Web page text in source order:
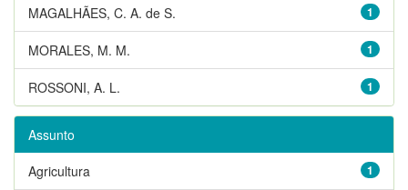
1
MAGALHÃES, C. A. de S.
1
MORALES, M. M.
1
ROSSONI, A. L.
Assunto
1
Agricultura